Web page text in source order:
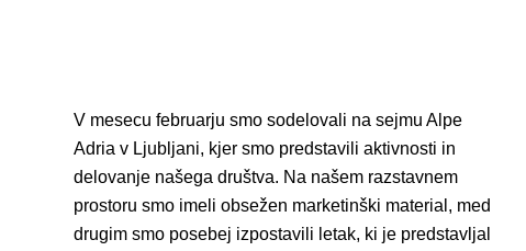
V mesecu februarju smo sodelovali na sejmu Alpe
Adria v Ljubljani, kjer smo predstavili aktivnosti in
delovanje našega društva. Na našem razstavnem
prostoru smo imeli obsežen marketinški material, med
drugim smo posebej izpostavili letak, ki je predstavljal